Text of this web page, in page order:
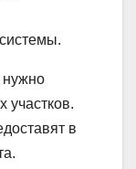
нужно
участков.
в